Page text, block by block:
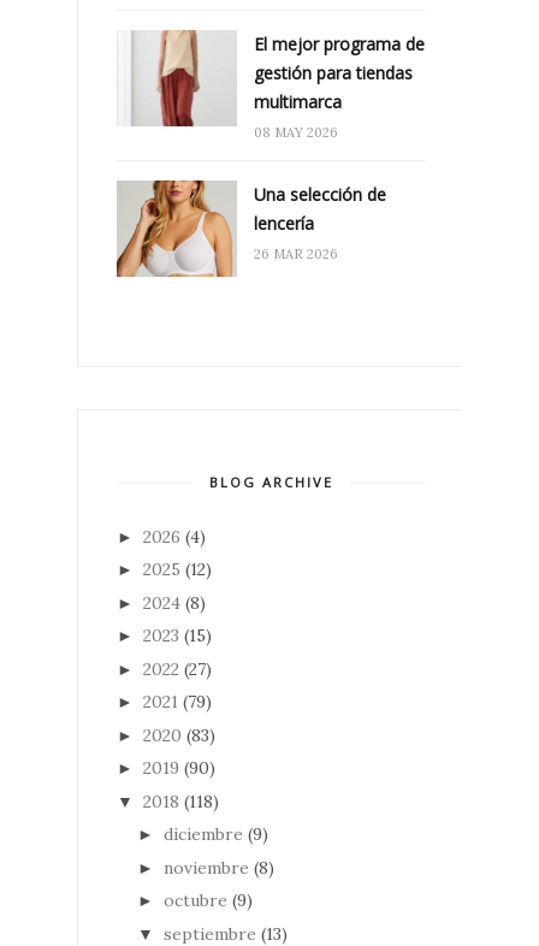
El mejor programa de
gestión para tiendas
multimarca
08 MAY 2026
Una selección de
lencería
26 MAR 2026
BLOG ARCHIVE
► 2026 (4)
► 2025 (12)
► 2024 (8)
► 2023 (15)
► 2022 (27)
► 2021 (79)
► 2020 (83)
► 2019 (90)
▼ 2018 (118)
► diciembre (9)
► noviembre (8)
► octubre (9)
▼ septiembre (13)